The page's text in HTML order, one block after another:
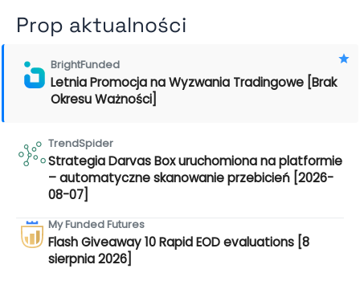
Prop aktualności
BrightFunded
Letnia Promocja na Wyzwania Tradingowe [Brak
Okresu Ważności]
TrendSpider
Strategia Darvas Box uruchomiona na platformie
– automatyczne skanowanie przebicień [2026-
08-07]
My Funded Futures
Flash Giveaway 10 Rapid EOD evaluations [8
sierpnia 2026]